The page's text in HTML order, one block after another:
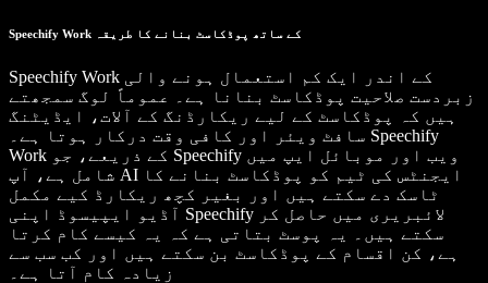
Speechify Work کے ساتھ پوڈکاسٹ بنانے کا طریقہ
Speechify Work کے اندر ایک کم استعمال ہونے والی
زبردست صلاحیت پوڈکاسٹ بنانا ہے۔ عموماً لوگ سمجھتے
ہیں کہ پوڈکاسٹ کے لیے ریکارڈنگ کے آلات، ایڈیٹنگ
سافٹ ویئر اور کافی وقت درکار ہوتا ہے۔ Speechify
Work کے ذریعے، جو Speechify ویب اور موبائل ایپ میں
شامل ہے، آپ AI ایجنٹس کی ٹیم کو پوڈکاسٹ بنانے کا
ٹاسک دے سکتے ہیں اور بغیر کچھ ریکارڈ کیے مکمل
آڈیو ایپیسوڈ اپنی Speechify لائبریری میں حاصل کر
سکتے ہیں۔ یہ پوسٹ بتاتی ہے کہ یہ کیسے کام کرتا
ہے، کن اقسام کے پوڈکاسٹ بن سکتے ہیں اور کب سب سے
زیادہ کام آتا ہے۔